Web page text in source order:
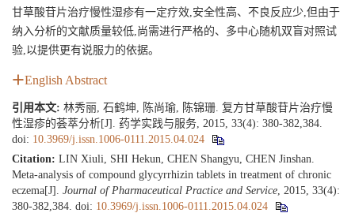
甘草酸苷片治疗慢性湿疹有一定疗效,安全性高、不良反应少,但由于
纳入分析的文献质量较低,尚需进行严格的、多中心随机双盲对照试
验,以提供更有说服力的依据。
English Abstract
引用本文: 林秀丽, 石鹤坤, 陈尚瑜, 陈锦珊. 复方甘草酸苷片治疗慢
性湿疹的荟萃分析[J]. 药学实践与服务, 2015, 33(4): 380-382,384.
doi: 10.3969/j.issn.1006-0111.2015.04.024
Citation: LIN Xiuli, SHI Hekun, CHEN Shangyu, CHEN Jinshan.
Meta-analysis of compound glycyrrhizin tablets in treatment of chronic
eczema[J]. Journal of Pharmaceutical Practice and Service , 2015, 33(4):
380-382,384. doi: 10.3969/j.issn.1006-0111.2015.04.024